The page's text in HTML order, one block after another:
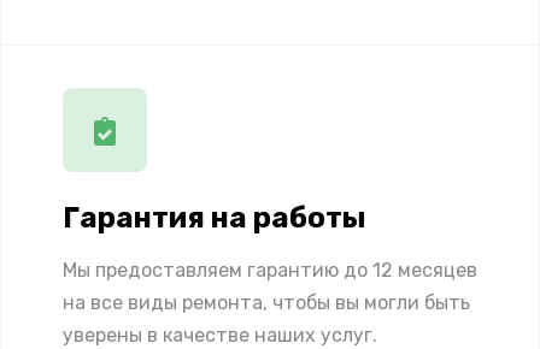
Гарантия на работы
Мы предоставляем гарантию до 12 месяцев
на все виды ремонта, чтобы вы могли быть
уверены в качестве наших услуг.